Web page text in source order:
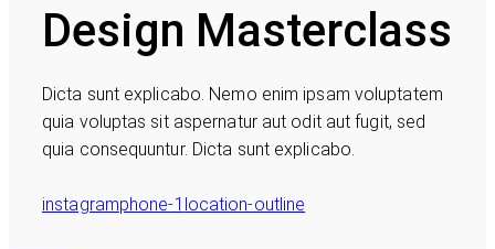
Design Masterclass
Dicta sunt explicabo. Nemo enim ipsam voluptatem
quia voluptas sit aspernatur aut odit aut fugit, sed
quia consequuntur. Dicta sunt explicabo.
instagramphone-1 location-outline